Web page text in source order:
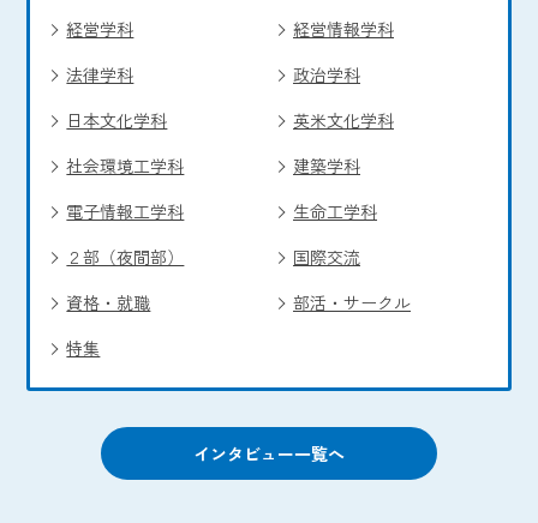
経営学科
経営情報学科
法律学科
政治学科
日本文化学科
英米文化学科
社会環境工学科
建築学科
電子情報工学科
生命工学科
２部（夜間部）
国際交流
資格・就職
部活・サークル
特集
インタビュー一覧へ